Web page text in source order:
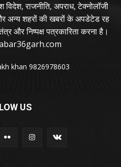
राजनीति, अपराध, टेक्नोलॉजी
अन्य शहरों की खबरों के अपडेटेड रह
और निष्पक्ष पत्रकारिता करना है।
khan 9826978603
US